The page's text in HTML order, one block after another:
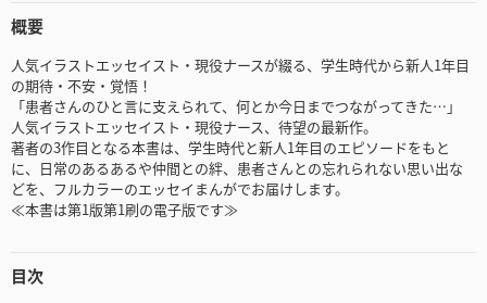
概要
人気イラストエッセイスト・現役ナースが綴る、学生時代から新人1年目
の期待・不安・覚悟！
「患者さんのひと言に支えられて、何とか今日までつながってきた…」
人気イラストエッセイスト・現役ナース、待望の最新作。
著者の3作目となる本書は、学生時代と新人1年目のエピソードをもと
に、日常のあるあるや仲間との絆、患者さんとの忘れられない思い出な
どを、フルカラーのエッセイまんがでお届けします。
≪本書は第1版第1刷の電子版です≫
目次